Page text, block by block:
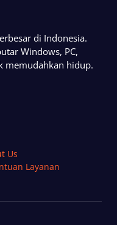
di Indonesia.
Windows, PC,
memudahkan hidup.
Us
Layanan